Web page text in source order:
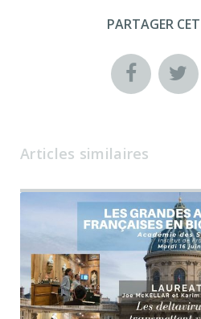
PARTAGER
Articles similaires